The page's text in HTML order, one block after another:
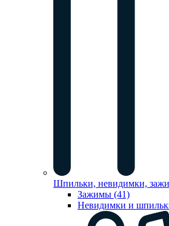
Шпильки, невидимки,
Зажимы (41)
Невидимки и